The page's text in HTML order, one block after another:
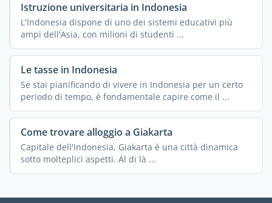
Istruzione universitaria in Indonesia
L'Indonesia dispone di uno dei sistemi educativi più
ampi dell'Asia, con milioni di studenti ...
Le tasse in Indonesia
Se stai pianificando di vivere in Indonesia per un certo
periodo di tempo, è fondamentale capire come il ...
Come trovare alloggio a Giakarta
Capitale dell'Indonesia, Giakarta è una città dinamica
sotto molteplici aspetti. Al di là ...